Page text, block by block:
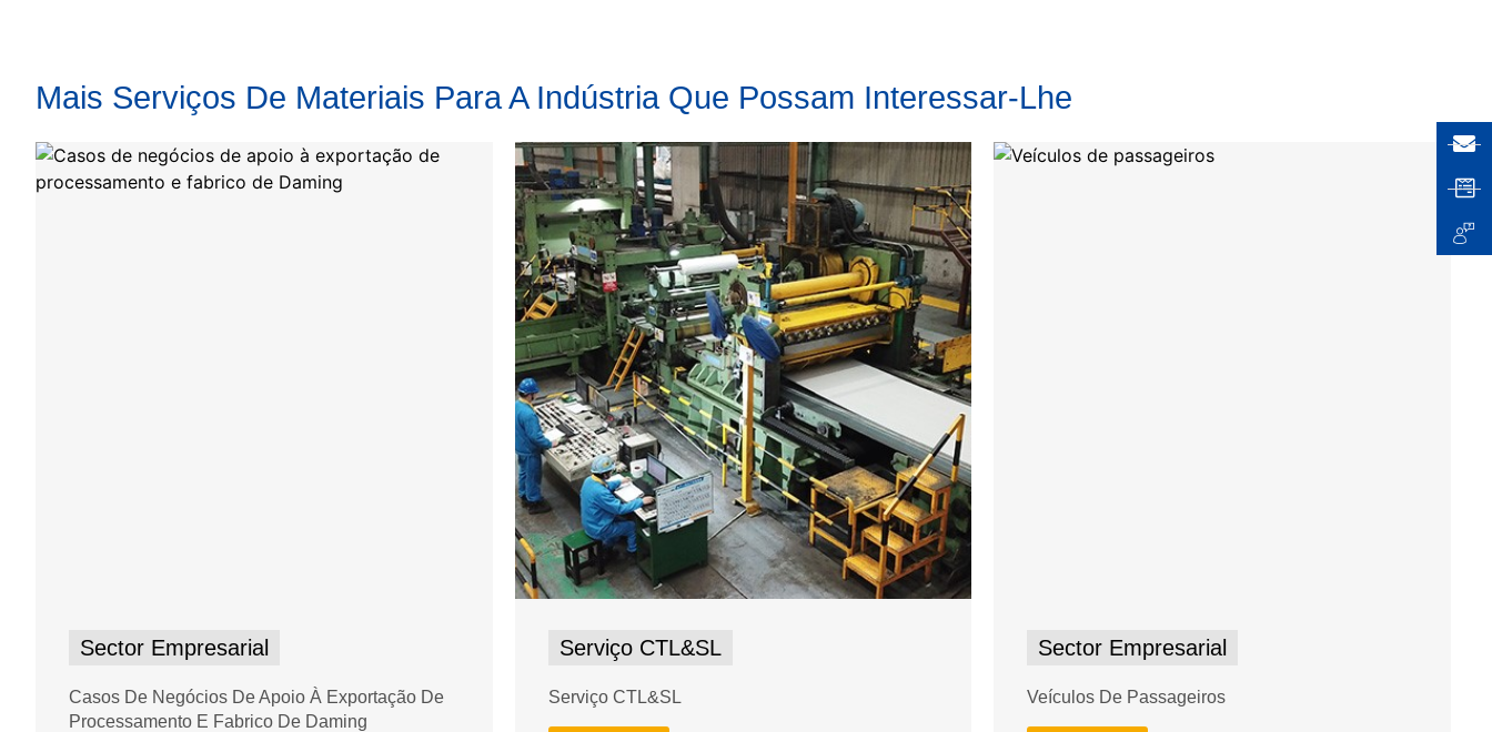
Mais Serviços De Materiais Para A Indústria Que Possam Interessar-Lhe
Sector Empresarial
Casos De Negócios De Apoio À Exportação De
Processamento E Fabrico De Daming
Serviço CTL&SL
Serviço CTL&SL
Sector Empresarial
Veículos De Passageiros